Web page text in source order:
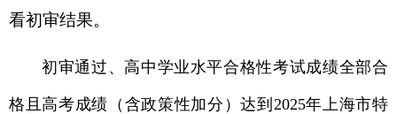
看初审结果。
初审通过、高中学业水平合格性考试成绩全部合
格且高考成绩（含政策性加分）达到2025年上海市特